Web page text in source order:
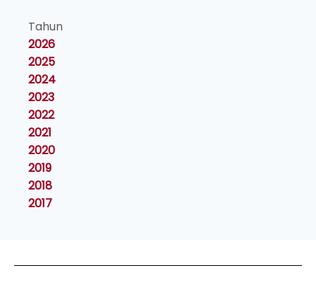
Tahun
2026
2025
2024
2023
2022
2021
2020
2019
2018
2017